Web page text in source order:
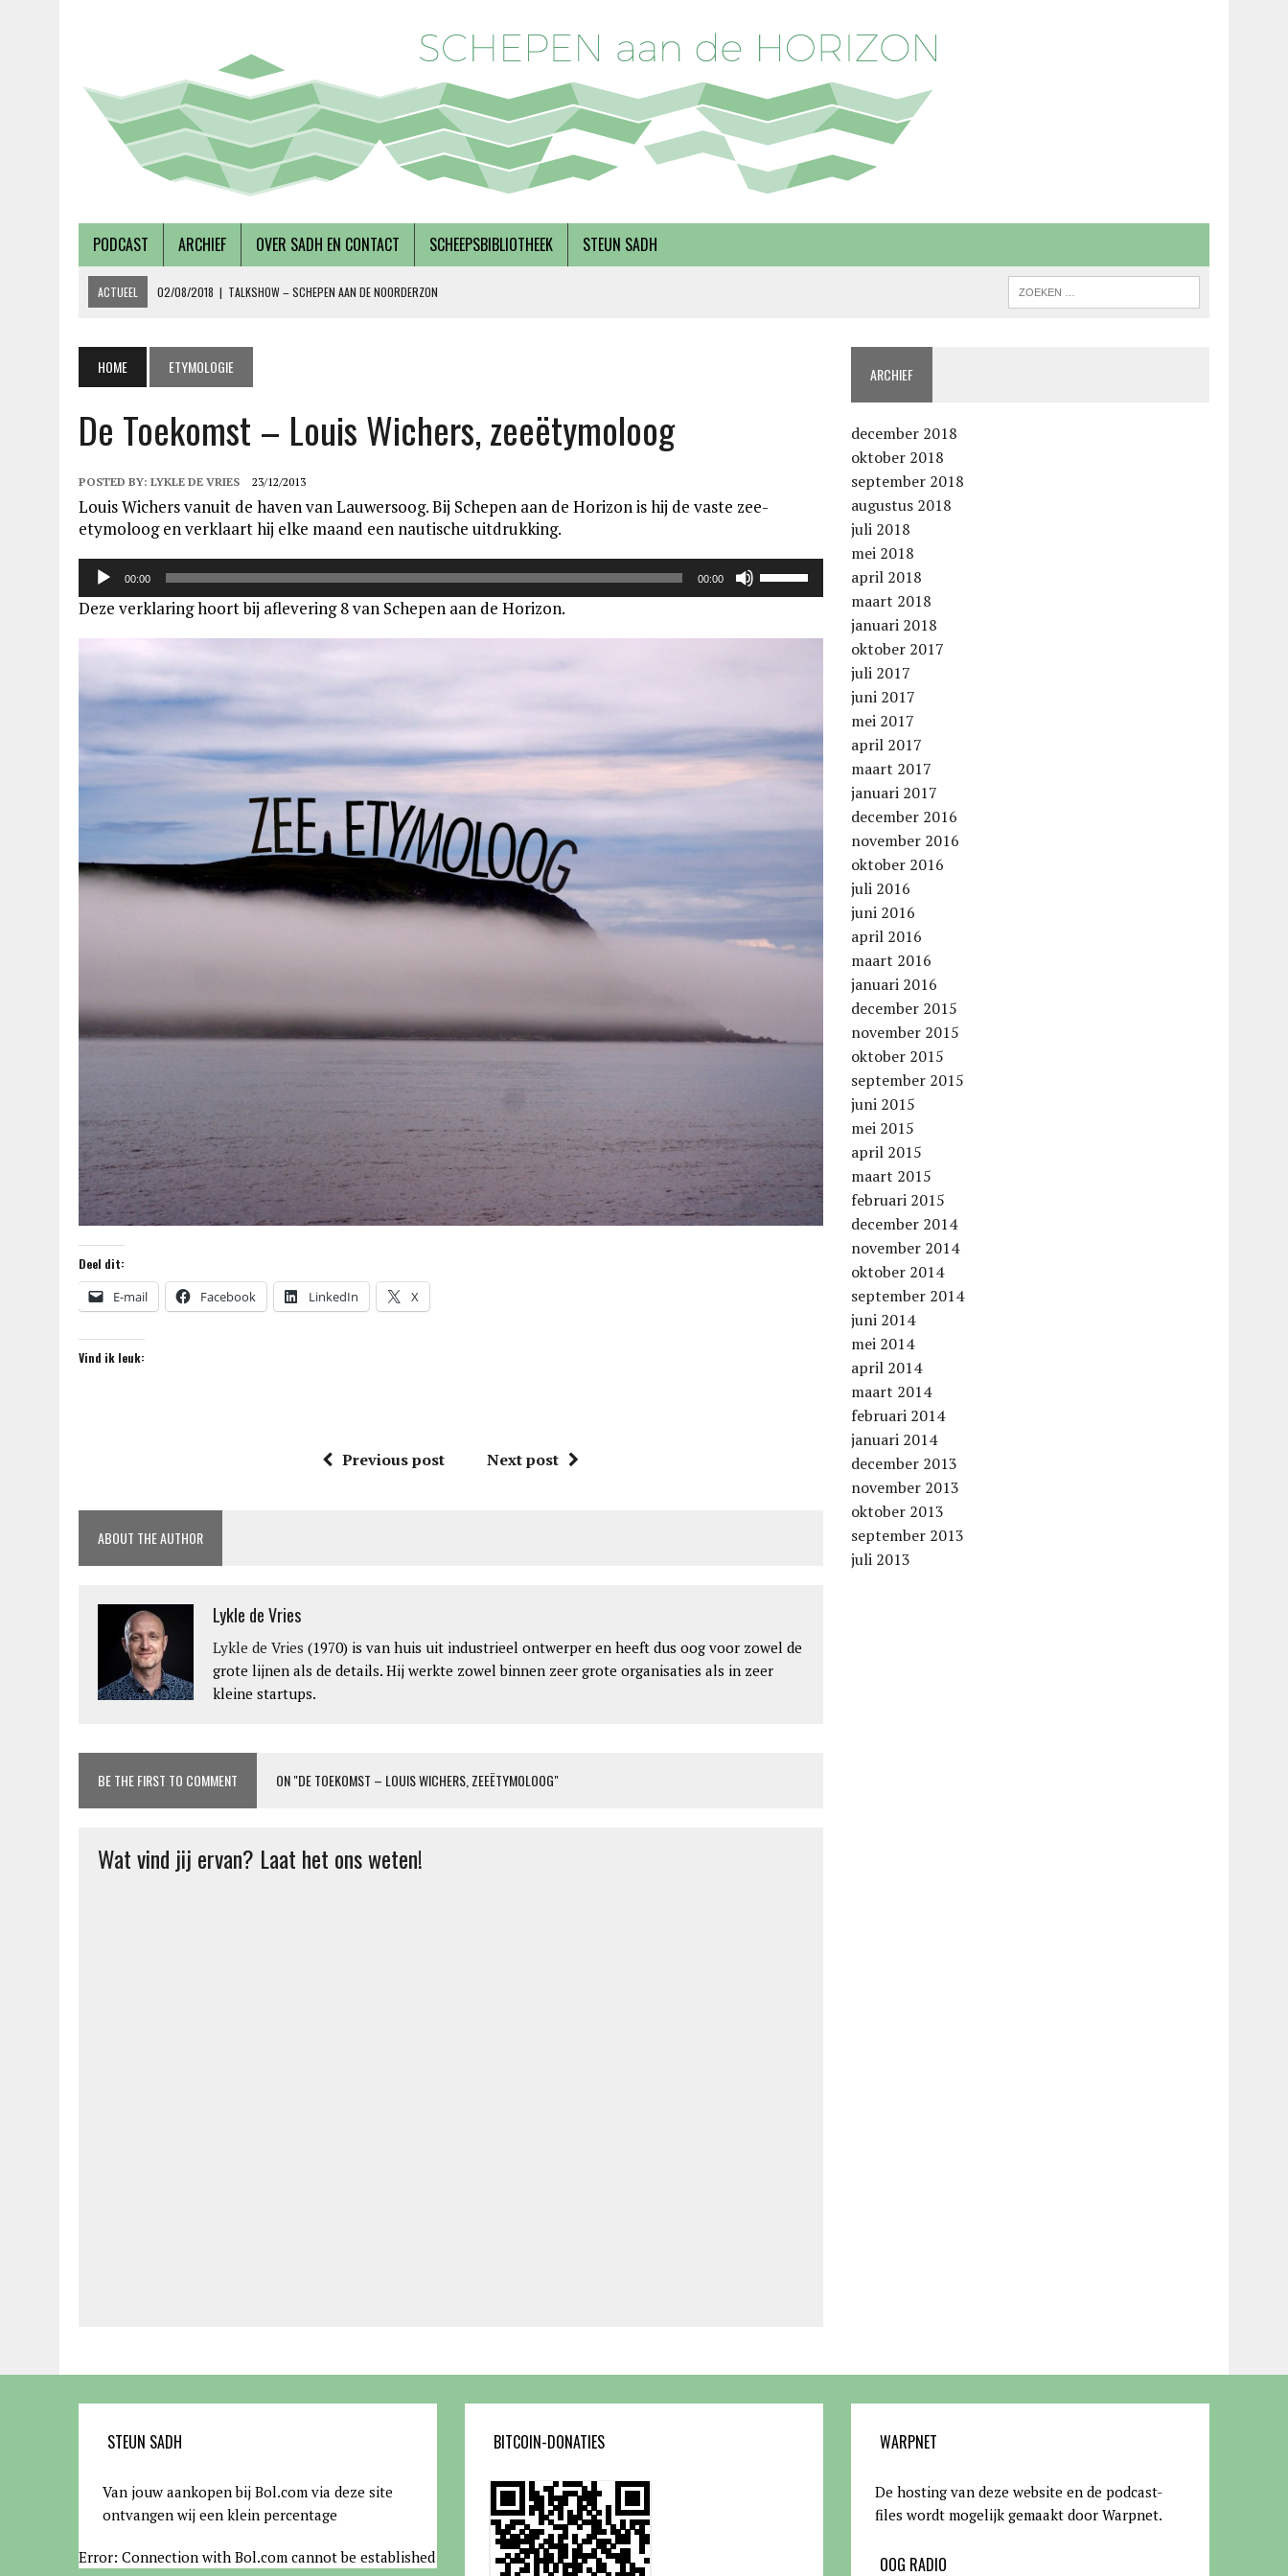
PODCAST ARCHIEF OVER SADH EN CONTACT SCHEEPSBIBLIOTHEEK STEUN SADH
ACTUEEL 02/08/2018 | TALKSHOW – SCHEPEN AAN DE NOORDERZON
15/10/2018 | ALEVERING 58 – OVER DUURZAAMHEID EN SOCIAAL ONDERNEMERSCHAP, MET INEKE VAN ZANTEN EN RINSKE VAN NOORTWIJK
19/09/2018
AFLEVERING 57 – LUSTRUMEDITIE – OVER AUTONOMIE EN SOLIDARITEIT
HOME ETYMOLOGIE
De Toekomst – Louis Wichers, zeeëtymoloog
POSTED BY: LYKLE DE VRIES 23/12/2013
Louis Wichers vanuit de haven van Lauwersoog. Bij Schepen aan de Horizon is hij de vaste zee-
etymoloog en verklaart hij elke maand een nautische uitdrukking.
Audiospeler
00:00 00:00
Omhoog/Omlaag
om
verhogen
of
te
verlagen.
Deze verklaring hoort bij aflevering 8 van Schepen aan de Horizon.
Deel dit:
E-mail Facebook LinkedIn X
Vind ik leuk:
Previous post Next post
ABOUT THE AUTHOR
Lykle de Vries
Lykle de Vries (1970) is van huis uit industrieel ontwerper en heeft dus oog voor zowel de
grote lijnen als de details. Hij werkte zowel binnen zeer grote organisaties als in zeer
kleine startups.
BE THE FIRST TO COMMENT ON "DE TOEKOMST – LOUIS WICHERS, ZEEËTYMOLOOG"
Wat vind jij ervan? Laat het ons weten!
ARCHIEF
december 2018
oktober 2018
september 2018
augustus 2018
juli 2018
mei 2018
april 2018
maart 2018
januari 2018
oktober 2017
juli 2017
juni 2017
mei 2017
april 2017
maart 2017
januari 2017
december 2016
november 2016
oktober 2016
juli 2016
juni 2016
april 2016
maart 2016
januari 2016
december 2015
november 2015
oktober 2015
september 2015
juni 2015
mei 2015
april 2015
maart 2015
februari 2015
december 2014
november 2014
oktober 2014
september 2014
juni 2014
mei 2014
april 2014
maart 2014
februari 2014
januari 2014
december 2013
november 2013
oktober 2013
september 2013
juli 2013
STEUN SADH
Van jouw aankopen bij Bol.com via deze site
ontvangen wij een klein percentage
Error: Connection with Bol.com cannot be established
BITCOIN-DONATIES WARPNET
De hosting van deze website en de podcast-
files wordt mogelijk gemaakt door Warpnet.
OOG RADIO